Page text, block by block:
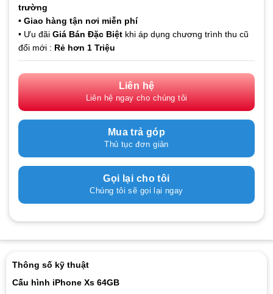
trường
• Giao hàng tận nơi miễn phí
• Ưu đãi Giá Bán Đặc Biệt khi áp dụng chương trình thu cũ
đổi mới : Rẻ hơn 1 Triệu
Liên hệ
Liên hệ ngay cho chúng tôi
Mua trả góp
Thủ tục đơn giản
Gọi lại cho tôi
Chúng tôi sẽ gọi lại ngay
Thông số kỹ thuật
Cấu hình iPhone Xs 64GB